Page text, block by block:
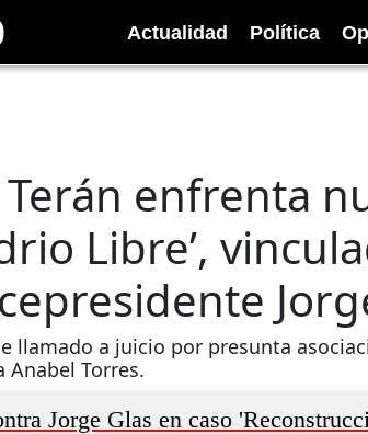
Actualidad Política
enfrenta
Libre’,
llamado a juicio por presunta
Anabel Torres.
Jorge Glas en caso